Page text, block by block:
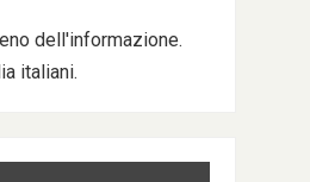
dell'informazione.
italiani.